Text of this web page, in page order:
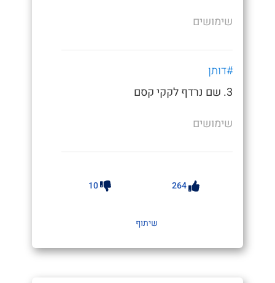
שימושים
#דותן
3. שם נרדף לקקי קסם
שימושים
264
10
שיתוף